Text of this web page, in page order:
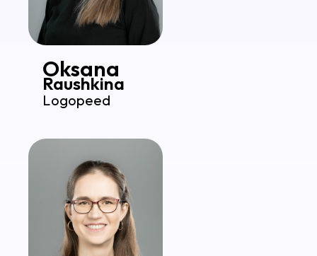
Oksana
Raushkina
Logopeed